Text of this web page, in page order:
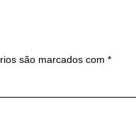
são marcados com *